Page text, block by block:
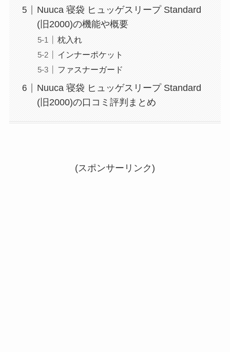
Nuuca 寝袋 ヒュッゲスリープ Standard
(旧2000)の機能や概要
枕入れ
インナーポケット
ファスナーガード
Nuuca 寝袋 ヒュッゲスリープ Standard
(旧2000)の口コミ評判まとめ
(スポンサーリンク)